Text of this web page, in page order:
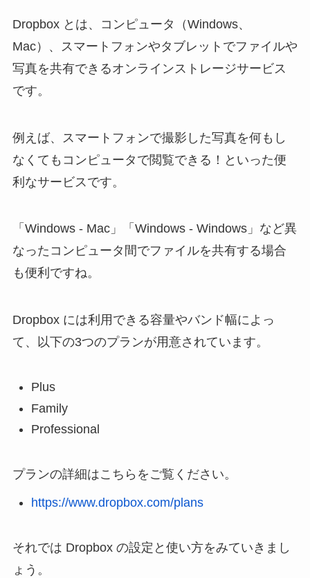
Dropbox とは、コンピュータ（Windows、
Mac）、スマートフォンやタブレットでファイルや
写真を共有できるオンラインストレージサービス
です。
例えば、スマートフォンで撮影した写真を何もし
なくてもコンピュータで閲覧できる！といった便
利なサービスです。
「Windows - Mac」「Windows - Windows」など異
なったコンピュータ間でファイルを共有する場合
も便利ですね。
Dropbox には利用できる容量やバンド幅によっ
て、以下の3つのプランが用意されています。
Plus
Family
Professional
プランの詳細はこちらをご覧ください。
https://www.dropbox.com/plans
それでは Dropbox の設定と使い方をみていきまし
ょう。